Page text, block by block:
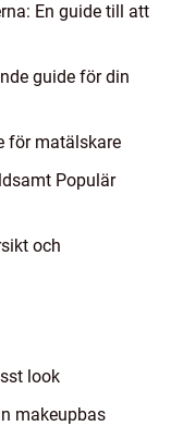
En guide till att
guide för din
för matälskare
Populär
och
look
makeupbas